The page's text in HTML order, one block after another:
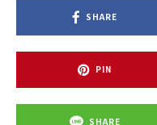
SHARE
PIN
SHARE